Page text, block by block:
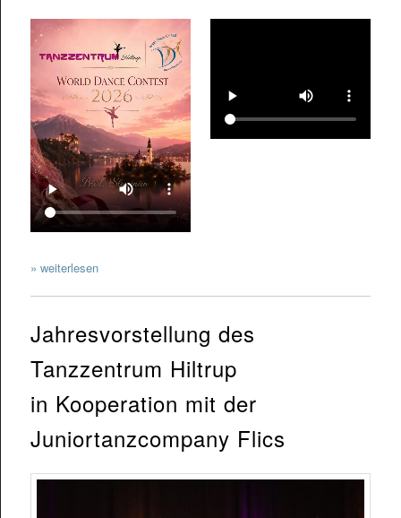
» weiterlesen
Jahresvorstellung des
Tanzzentrum Hiltrup
in Kooperation mit der
Juniortanzcompany Flics